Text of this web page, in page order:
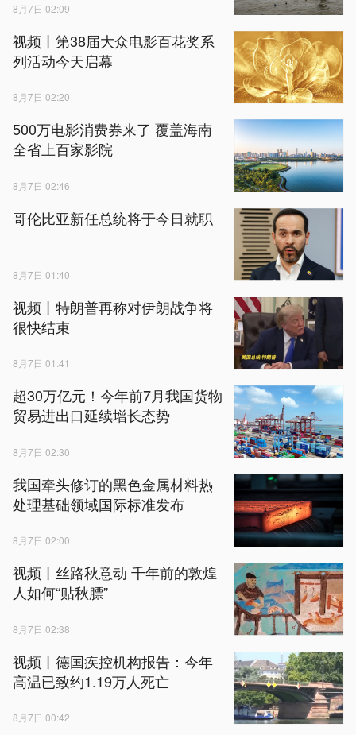
8月7日 02:09
视频丨第38届大众电影百花奖系
列活动今天启幕
8月7日 02:20
500万电影消费券来了 覆盖海南
全省上百家影院
8月7日 02:46
哥伦比亚新任总统将于今日就职
8月7日 01:40
视频丨特朗普再称对伊朗战争将
很快结束
8月7日 01:41
超30万亿元！今年前7月我国货物
贸易进出口延续增长态势
8月7日 02:30
我国牵头修订的黑色金属材料热
处理基础领域国际标准发布
8月7日 02:00
视频丨丝路秋意动 千年前的敦煌
人如何“贴秋膘”
8月7日 02:38
视频丨德国疾控机构报告：今年
高温已致约1.19万人死亡
8月7日 00:42